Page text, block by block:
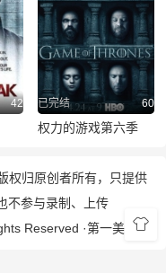
42 已完结 60
权力的游戏第六季
权归原创者所有，只提供
不参与录制、上传
Reserved ·第一美剧